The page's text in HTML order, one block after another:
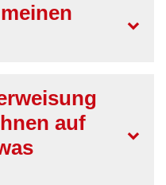
auf